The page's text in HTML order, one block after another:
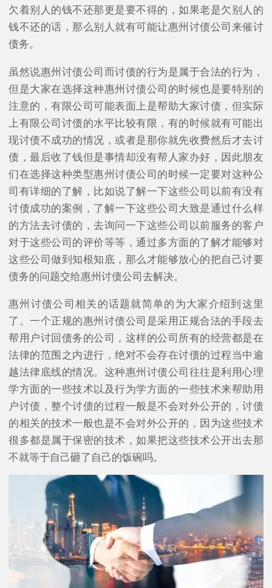
欠着别人的钱不还那更是要不得的，如果老是欠别人的
钱不还的话，那么别人就有可能让惠州讨债公司来催讨
债务。
虽然说惠州讨债公司而讨债的行为是属于合法的行为，
但是大家在选择这种惠州讨债公司的时候也是要特别的
注意的，有限公司可能表面上是帮助大家讨债，但实际
上有限公司讨债的水平比较有限，有的时候就有可能出
现讨债不成功的情况，或者是那你就先收费然后才去讨
债，最后收了钱但是事情却没有帮人家办好，因此朋友
们在选择这种类型惠州讨债公司的时候一定要对这种公
司有详细的了解，比如说了解一下这些公司以前有没有
讨债成功的案例，了解一下这些公司大致是通过什么样
的方法去讨债的，去询问一下这些公司以前服务的客户
对于这些公司的评价等等，通过多方面的了解才能够对
这些公司做到知根知底，那么才能够放心的把自己讨要
债务的问题交给惠州讨债公司去解决。
惠州讨债公司相关的话题就简单的为大家介绍到这里
了。一个正规的惠州讨债公司是采用正规合法的手段去
帮用户讨回债务的公司，这样的公司所有的经营都是在
法律的范围之内进行，绝对不会存在讨债的过程当中逾
越法律底线的情况。这种惠州讨债公司往往是利用心理
学方面的一些技术以及行为学方面的一些技术来帮助用
户讨债，整个讨债的过程一般是不会对外公开的，讨债
的相关的技术一般也是不会对外公开的，因为这些技术
很多都是属于保密的技术，如果把这些技术公开出去那
不就等于自己砸了自己的饭碗吗。